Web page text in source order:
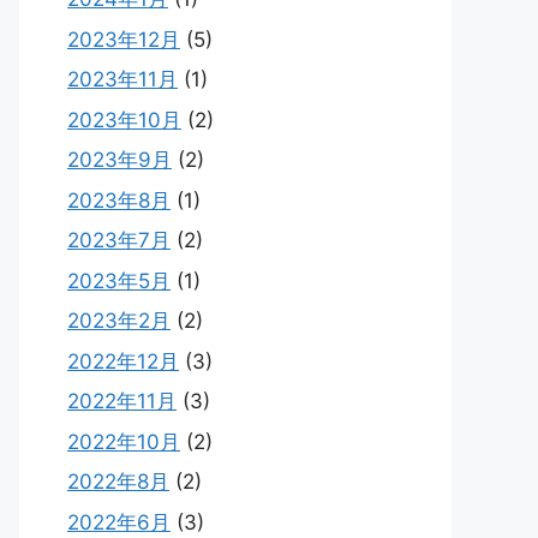
2023年12月 (5)
2023年11月 (1)
2023年10月 (2)
2023年9月 (2)
2023年8月 (1)
2023年7月 (2)
2023年5月 (1)
2023年2月 (2)
2022年12月 (3)
2022年11月 (3)
2022年10月 (2)
2022年8月 (2)
2022年6月 (3)